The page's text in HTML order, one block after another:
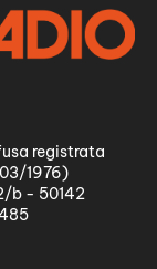
registrata
1976)
b - 50142